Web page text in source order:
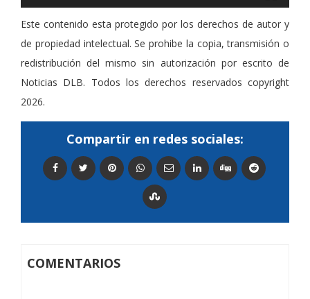
Este contenido esta protegido por los derechos de autor y
de propiedad intelectual. Se prohibe la copia, transmisión o
redistribución del mismo sin autorización por escrito de
Noticias DLB. Todos los derechos reservados copyright
2026.
Compartir en redes sociales:
COMENTARIOS